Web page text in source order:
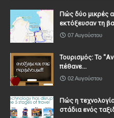
Πώς δύο μικρές
εκτόξευσαν τη
07 Αυγούστου
Τουρισμός: Το
πέθανε...
02 Αυγούστου
Πώς η
στάδια ενός